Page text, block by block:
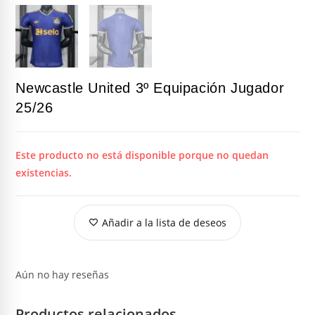
Newcastle United 3º Equipación Jugador
25/26
Este producto no está disponible porque no quedan
existencias.
Añadir a la lista de deseos
Aún no hay reseñas